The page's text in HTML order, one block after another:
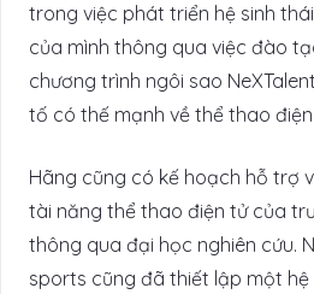
trong việc phát triển hệ sinh
của mình thông qua việc đào
chương trình ngôi sao
tố có thế mạnh về thể thao
Hãng cũng có kế hoạch hỗ trợ
tài năng thể thao điện tử của
thông qua đại học nghiên cứu.
sports cũng đã thiết lập một